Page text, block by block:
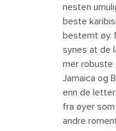
nesten
beste
bestemt øy.
synes at de
mer robuste
Jamaica og
enn de
fra øyer
andre